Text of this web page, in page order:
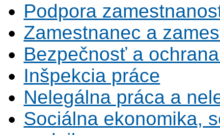
Podpora
Zamestnanec a
Bezpečnosť a
Inšpekcia práce
Nelegálna práca a
Sociálna ekonomika,